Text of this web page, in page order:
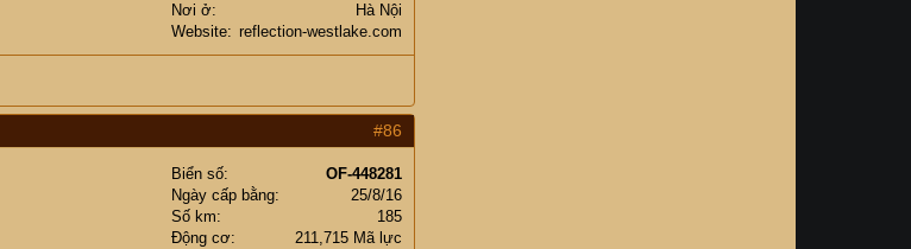
Nơi ở
Hà Nội
Website
reflection-westlake.com
#86
Biển số
OF-448281
Ngày cấp bằng
25/8/16
Số km
185
Động cơ
211,715 Mã lực